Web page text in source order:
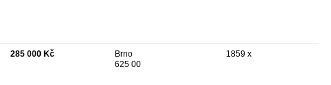
285 000 Kč
Brno
625 00
1859 x